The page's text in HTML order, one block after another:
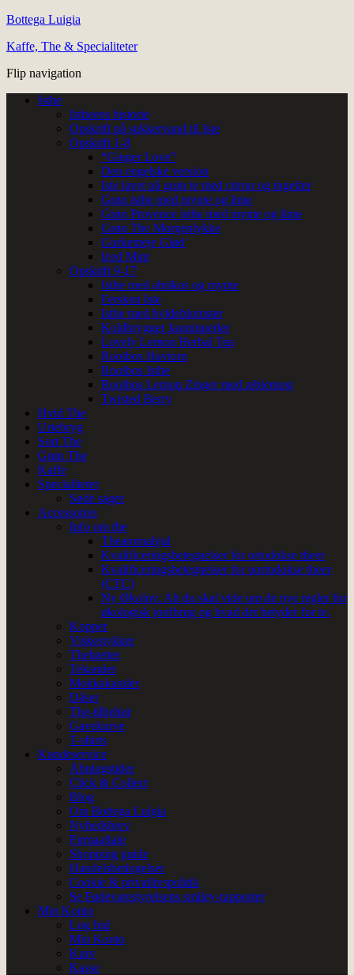
Bottega Luigia
Kaffe, The & Specialiteter
Flip navigation
Isthe
Istheens historie
Opskrift på sukkervand til Iste
Opskrift 1-8
“Ginger Love”
Den engelske version
Iste lavet på grøn te med citron og ingefær
Grøn isthe med mynte og lime
Grøn Provence isthe med mynte og lime
Grøn The Morgenlykke
Gurkemeje Glød
Iced Mint
Opskrift 9-17
Isthe med abrikos og mynte
Fersken Iste
Isthe med hyldeblomster
Koldbrygget Jasminperler
Lovely Lemon Herbal Tea
Rooibos Havtorn
Rooibos Isthe
Rooibos Lemon Zinger med æblemost
Twisted Berry
Hvid The
Urtebryg
Sort The
Grøn The
Kaffe
Specialiteter
Søde sager
Accessories
Info om the
Thearomahjul
Kvalificeringsbetegnelser for ortodokse theer
Kvalificeringsbetegnelser for uortodokse theer
(CTC)
Ny Økolov: Alt du skal vide om de nye regler for
økologisk jordbrug og hvad det betyder for te.
Kopper
Viskestykker
Thehætter
Tekander
Mokkakander
Dåser
The-tilbehør
Gavekurve
T-shirts
Kundeservice
Åbningstider
Click & Collect
Blog
Om Bottega Luigia
Nyhedsbrev
Firmaaftale
Shopping guide
Handelsbetingelser
Cookie & privatlivspolitik
Se Fødevarestyrelsens smiley-rapporter
Min Konto
Log Ind
Min Konto
Kurv
Kasse